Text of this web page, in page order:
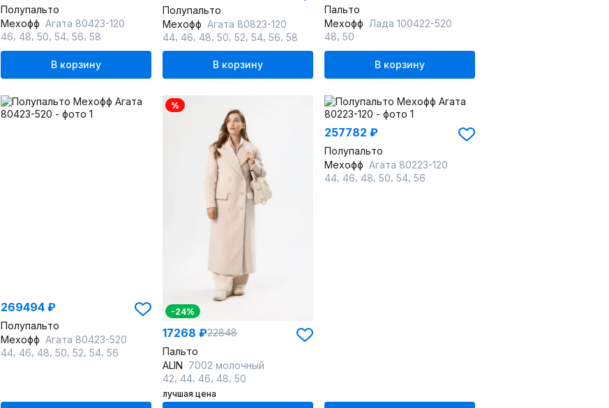
Полупальто
Мехофф Агата 80423-120
46 48 50 54 56 58
В корзину
Полупальто
Мехофф Агата 80823-120
44 46 48 50 52 54 56 58
В корзину
Пальто
Мехофф Лада 100422-520
48 50
В корзину
269494 ₽
Полупальто
Мехофф Агата 80423-520
44 46 48 50 52 54 56
%
-24%
17268 ₽22848
Пальто
ALIN 7002 молочный
42 44 46 48 50
лучшая цена
257782 ₽
Полупальто
Мехофф Агата 80223-120
44 46 48 50 54 56